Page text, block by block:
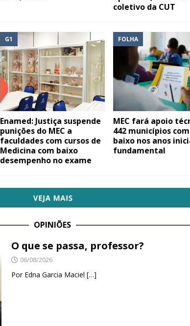
coletivo da CUT
G1
Enamed: Justiça suspende
punições do MEC a
faculdades com cursos de
Medicina com baixo
desempenho no exame
FOLHA
MEC fará apoio
442 municípios
baixo nos anos
fundamental
OPINIÕES
O que se passa, professor?
06/08/2026
Por Edna Garcia Maciel […]